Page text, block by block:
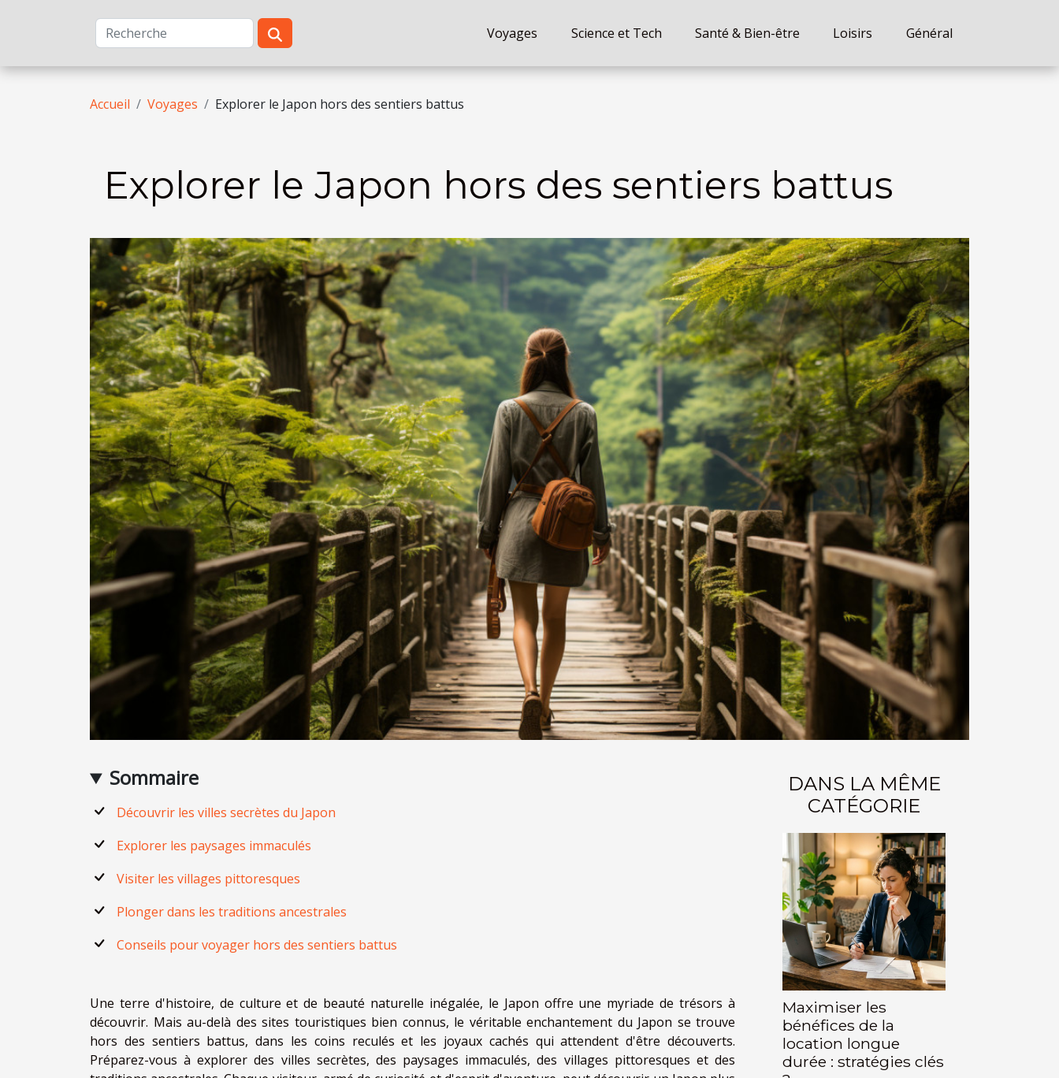
Voyages Science et Tech Santé & Bien-être Loisirs Général
Accueil Voyages Explorer le Japon hors des sentiers battus
Explorer le Japon hors des sentiers battus
Sommaire
Découvrir les villes secrètes du Japon
Explorer les paysages immaculés
Visiter les villages pittoresques
Plonger dans les traditions ancestrales
Conseils pour voyager hors des sentiers battus
Une terre d'histoire, de culture et de beauté naturelle inégalée, le Japon offre une myriade de trésors à
découvrir. Mais au-delà des sites touristiques bien connus, le véritable enchantement du Japon se trouve
hors des sentiers battus, dans les coins reculés et les joyaux cachés qui attendent d'être découverts.
Préparez-vous à explorer des villes secrètes, des paysages immaculés, des villages pittoresques et des
DANS LA MÊME
CATÉGORIE
Maximiser les
bénéfices de la
location longue
durée : stratégies clés